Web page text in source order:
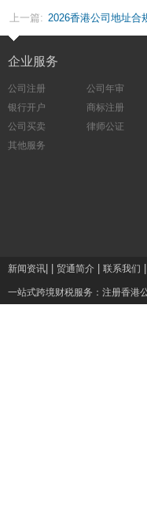
上一篇: 2026香港公司地址合
企业服务
公司注册
公司年审
银行开户
商标注册
公司买卖
律师公证
其他服务
新闻资讯 贸通简介 联系我们
一站式跨境财税服务： 注册香港